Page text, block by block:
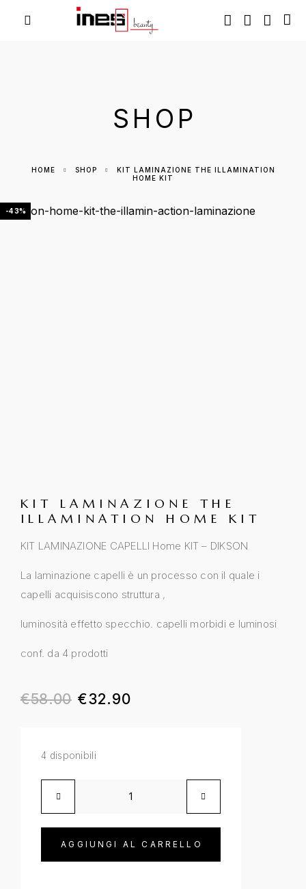
SHOP
HOME SHOP
KIT LAMINAZIONE THE ILLAMINATION
HOME KIT
-43%
KIT LAMINAZIONE THE
ILLAMINATION HOME KIT
KIT LAMINAZIONE CAPELLI Home KIT – DIKSON
La laminazione capelli è un processo con il quale i
capelli acquisiscono struttura ,
luminosità effetto specchio. capelli morbidi e luminosi
conf. da 4 prodotti
€58.00 €32.90
4 disponibili
AGGIUNGI AL CARRELLO